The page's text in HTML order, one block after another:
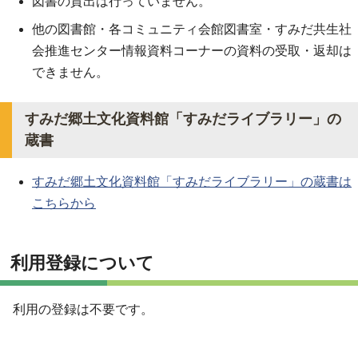
他の図書館・各コミュニティ会館図書室・すみだ共生社
会推進センター情報資料コーナーの資料の受取・返却は
できません。
すみだ郷土文化資料館「すみだライブラリー」の
蔵書
すみだ郷土文化資料館「すみだライブラリー」の蔵書は
こちらから
利用登録について
利用の登録は不要です。